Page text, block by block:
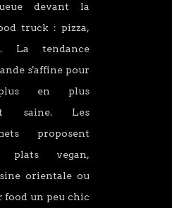
devant la
truck : pizza,
La tendance
s'affine pour
en plus
saine. Les
proposent
plats vegan,
orientale ou
food un peu chic